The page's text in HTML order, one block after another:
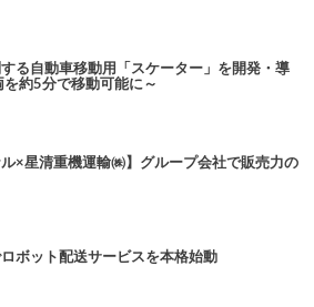
る自動車移動用「スケーター」を開発・導
約5分で移動可能に～
ル×星清重機運輸㈱】グループ会社で販売力の
ボット配送サービスを本格始動